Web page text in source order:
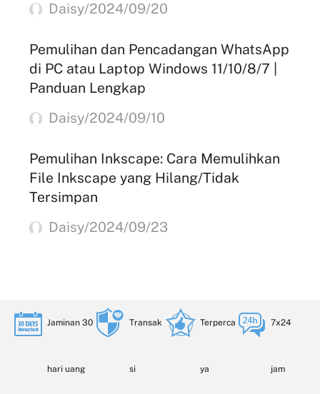
Daisy/2024/09/20
Pemulihan dan Pencadangan WhatsApp
di PC atau Laptop Windows 11/10/8/7 |
Panduan Lengkap
Daisy/2024/09/10
Pemulihan Inkscape: Cara Memulihkan
File Inkscape yang Hilang/Tidak
Tersimpan
Daisy/2024/09/23
Jaminan 30
hari uang
Transak
si
Terperca
ya
7x24
jam